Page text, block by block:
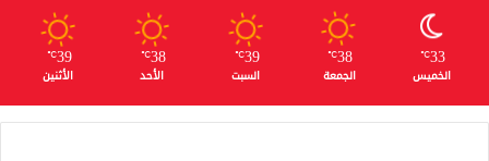
33
℃
الخميس
38
℃
الجمعة
39
℃
السبت
38
℃
الأحد
39
℃
الأثنين